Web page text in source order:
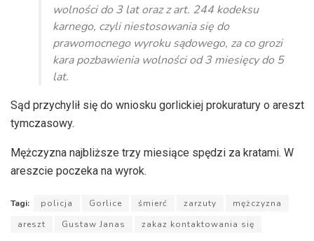
wolności do 3 lat oraz z art. 244 kodeksu
karnego, czyli niestosowania się do
prawomocnego wyroku sądowego, za co grozi
kara pozbawienia wolności od 3 miesięcy do 5
lat.
Sąd przychylił się do wniosku gorlickiej prokuratury o areszt
tymczasowy.
Mężczyzna najbliższe trzy miesiące spędzi za kratami. W
areszcie poczeka na wyrok.
Tagi: policja Gorlice śmierć zarzuty
mężczyzna
areszt
Gustaw Janas zakaz kontaktowania się